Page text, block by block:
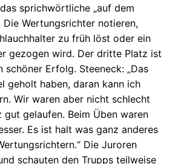
sprichwörtliche „auf dem
Die Wertungsrichter notieren,
zu früh löst oder ein
gezogen wird. Der dritte Platz ist
schöner Erfolg. Steeneck: „Das
geholt haben, daran kann ich
Wir waren aber nicht schlecht
gut gelaufen. Beim Üben waren
Es ist halt was ganz anderes
Die Juroren
schauten den Trupps teilweise